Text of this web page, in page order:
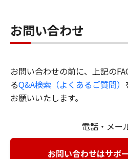
お問い合わせ
お問い合わせの前に、上記の
るQ&A検索（よくあるご質問）
お願いいたします。
電話・メー
お問い合わせはサポ